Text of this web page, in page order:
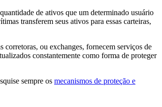
de ativos que um determinado usuário
transferem seus ativos para essas carteiras,
corretoras, ou exchanges, fornecem serviços de
constantemente como forma de proteger
sempre os mecanismos de proteção e